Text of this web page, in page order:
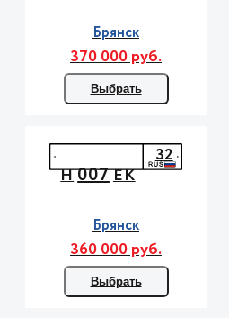
Брянск
370 000 руб.
Выбрать
Н007ЕК
32
Брянск
360 000 руб.
Выбрать